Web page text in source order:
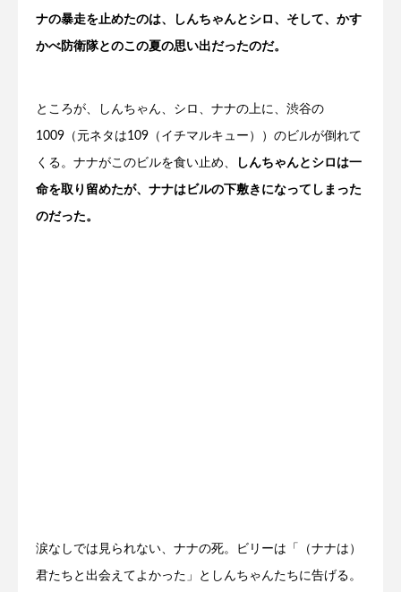
ナの暴走を止めたのは、しんちゃんとシロ、そして、かす
かべ防衛隊とのこの夏の思い出だったのだ。
ところが、しんちゃん、シロ、ナナの上に、渋谷の
1009（元ネタは109（イチマルキュー））のビルが倒れて
くる。ナナがこのビルを食い止め、 しんちゃんとシロは一
命を取り留めたが、ナナはビルの下敷きになってしまった
のだった。
涙なしでは見られない、ナナの死。ビリーは「（ナナは）
君たちと出会えてよかった」としんちゃんたちに告げる。